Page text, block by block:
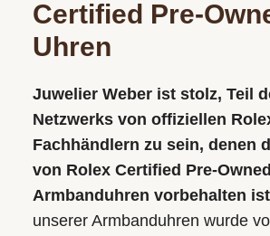
Certified Pre-
Uhren
Juwelier Weber ist stolz, Teil
Netzwerks von offiziellen
Fachhändlern zu sein, denen
von Rolex Certified Pre-Owned
Armbanduhren vorbehalten
unserer Armbanduhren wurde